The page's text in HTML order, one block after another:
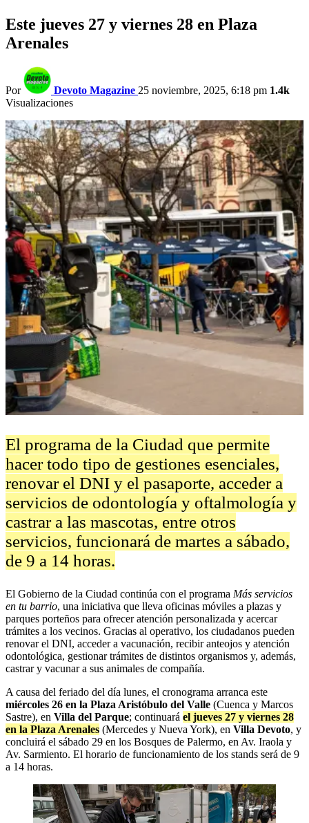
Este jueves 27 y viernes 28 en Plaza
Arenales
Por Devoto Magazine 25 noviembre, 2025, 6:18 pm 1.4k
Visualizaciones
El programa de la Ciudad que permite
hacer todo tipo de gestiones esenciales,
renovar el DNI y el pasaporte, acceder a
servicios de odontología y oftalmología y
castrar a las mascotas, entre otros
servicios, funcionará de martes a sábado,
de 9 a 14 horas.
El Gobierno de la Ciudad continúa con el programa Más servicios
en tu barrio, una iniciativa que lleva oficinas móviles a plazas y
parques porteños para ofrecer atención personalizada y acercar
trámites a los vecinos. Gracias al operativo, los ciudadanos pueden
renovar el DNI, acceder a vacunación, recibir anteojos y atención
odontológica, gestionar trámites de distintos organismos y, además,
castrar y vacunar a sus animales de compañía.
A causa del feriado del día lunes, el cronograma arranca este
miércoles 26 en la Plaza Aristóbulo del Valle (Cuenca y Marcos
Sastre), en Villa del Parque; continuará el jueves 27 y viernes 28
en la Plaza Arenales (Mercedes y Nueva York), en Villa Devoto, y
concluirá el sábado 29 en los Bosques de Palermo, en Av. Iraola y
Av. Sarmiento. El horario de funcionamiento de los stands será de 9
a 14 horas.